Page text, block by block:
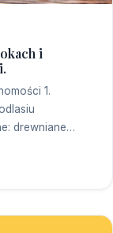
i
1.
drewniane…